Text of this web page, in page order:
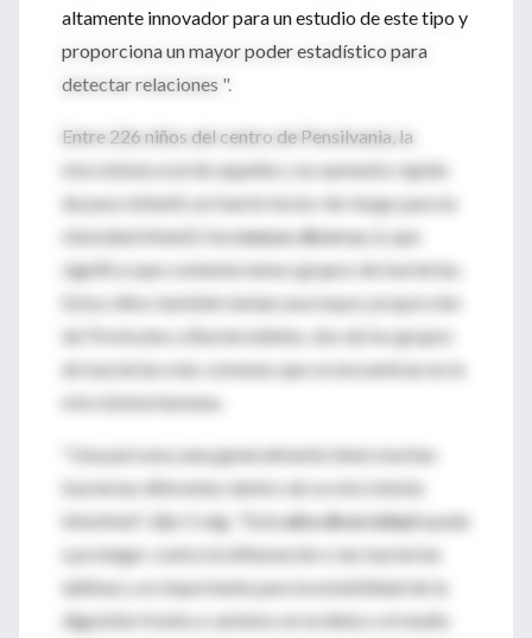
altamente innovador para un estudio de este tipo y
proporciona un mayor poder estadístico para
detectar relaciones ".
Entre 226 niños del centro de Pensilvania, la
microbiota oral de aquellos con aumento rápido
de peso infantil, un fuerte factor de riesgo para la
obesidad infantil, fuemenos diversa, lo que
significa que contenía menos grupos de bacterias.
Estos niños también tenían una mayor proporción
de Firmicutes a Bacteroidetes, dos de los grupos
de bacterias más comunes que se encuentran en la
microbiota humana.
"Una persona sana generalmente tiene muchas
bacterias diferentes dentro de su microbiota
intestinal", dijo Craig. "Estaalta diversidadayuda
a proteger contra la inflamación o las bacterias
dañinas y es importante para la estabilidad de la
digestión frente a cambios en la dieta o el medio